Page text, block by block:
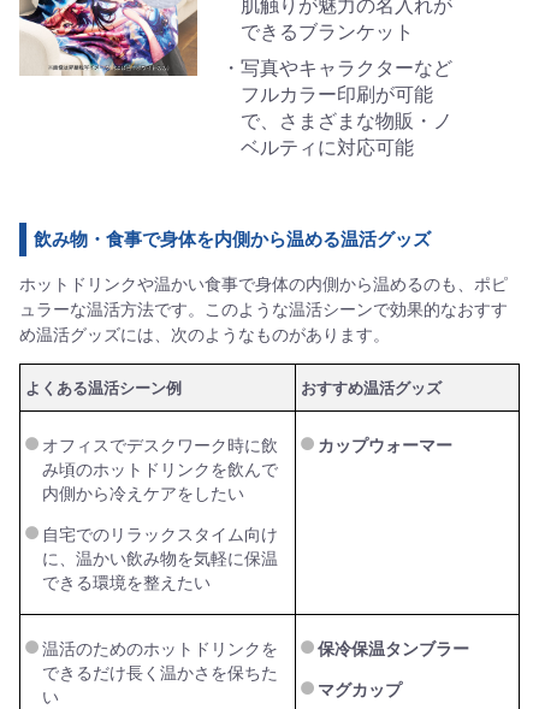
できるブランケット
写真やキャラクターなど
フルカラー印刷が可能
で、さまざまな物販・ノ
ベルティに対応可能
飲み物・食事で身体を内側から温める温活グッズ
ホットドリンクや温かい食事で身体の内側から温めるのも、ポピ
ュラーな温活方法です。このような温活シーンで効果的なおすす
め温活グッズには、次のようなものがあります。
よくある温活シーン例 おすすめ温活グッズ
オフィスでデスクワーク時に飲
み頃のホットドリンクを飲んで
内側から冷えケアをしたい
自宅でのリラックスタイム向け
に、温かい飲み物を気軽に保温
できる環境を整えたい
カップウォーマー
温活のためのホットドリンクを
できるだけ長く温かさを保ちた
い
保冷保温タンブラー
マグカップ